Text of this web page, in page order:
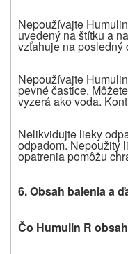
Nepoužívajte
uvedený na štítku a
vzťahuje na posledný
Nepoužívajte
pevné častice.
vyzerá ako voda.
Nelikvidujte lieky
odpadom. Nepoužitý
opatrenia pomôžu
6. Obsah balenia a
Čo Humulin R